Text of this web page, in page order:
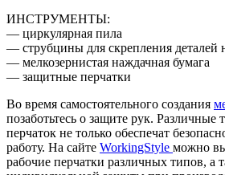
ИНСТРУМЕНТЫ:
— циркулярная пила
— струбцины для скрепления деталей
— мелкозернистая наждачная бумага
— защитные перчатки
Во время самостоятельного создания
позаботьтесь о защите рук.
перчаток не только обеспечат
работу. На сайте WorkingStyle можно
рабочие перчатки различных типов, а